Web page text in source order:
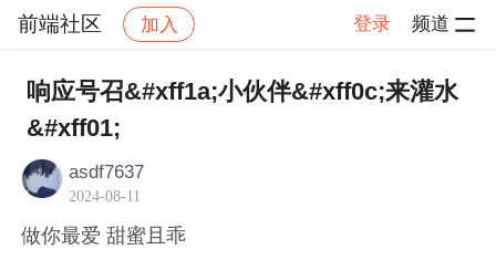
前端社区 加入 登录 频道
社区 前端社区 感慨 帖子详情
响应号召&#xff1a;小伙伴&#xff0c;来灌水
&#xff01;
asdf7637
2024-08-11
做你最爱 甜蜜且乖